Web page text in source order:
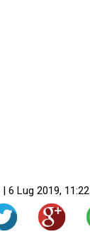
|6 Lug 2019, 11:22